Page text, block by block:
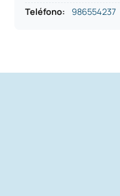
Teléfono: 986554237